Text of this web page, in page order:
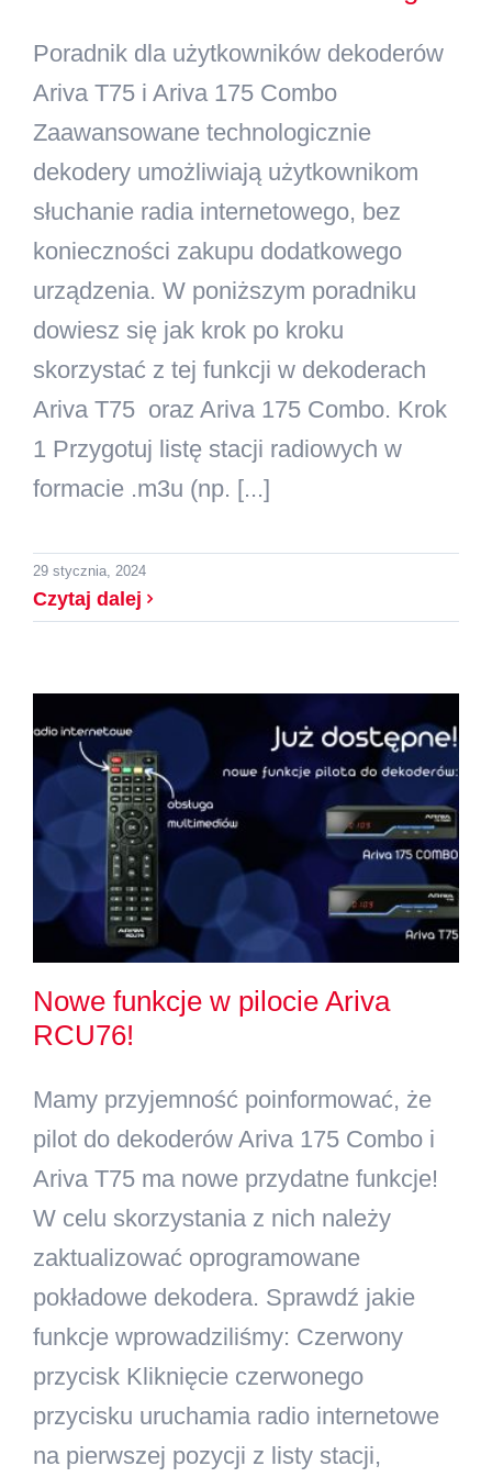
Kontakt
Poradnik dla użytkowników dekoderów
Ariva T75 i Ariva 175 Combo
Zaawansowane technologicznie
dekodery umożliwiają użytkownikom
słuchanie radia internetowego, bez
konieczności zakupu dodatkowego
urządzenia. W poniższym poradniku
dowiesz się jak krok po kroku
skorzystać z tej funkcji w dekoderach
Ariva T75 oraz Ariva 175 Combo. Krok
1 Przygotuj listę stacji radiowych w
formacie .m3u (np. [...]
29 stycznia, 2024
Czytaj dalej
Nowe funkcje w pilocie Ariva
RCU76!
Mamy przyjemność poinformować, że
pilot do dekoderów Ariva 175 Combo i
Ariva T75 ma nowe przydatne funkcje!
W celu skorzystania z nich należy
zaktualizować oprogramowane
pokładowe dekodera. Sprawdź jakie
funkcje wprowadziliśmy: Czerwony
przycisk Kliknięcie czerwonego
przycisku uruchamia radio internetowe
na pierwszej pozycji z listy stacji,